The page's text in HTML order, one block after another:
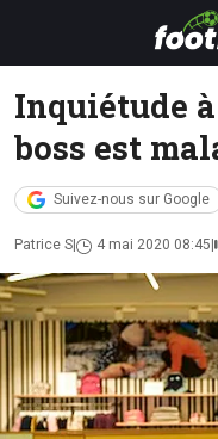
Inquiétude
boss est
Suivez-nous sur Google
Patrice S 4 mai 2020 08:45